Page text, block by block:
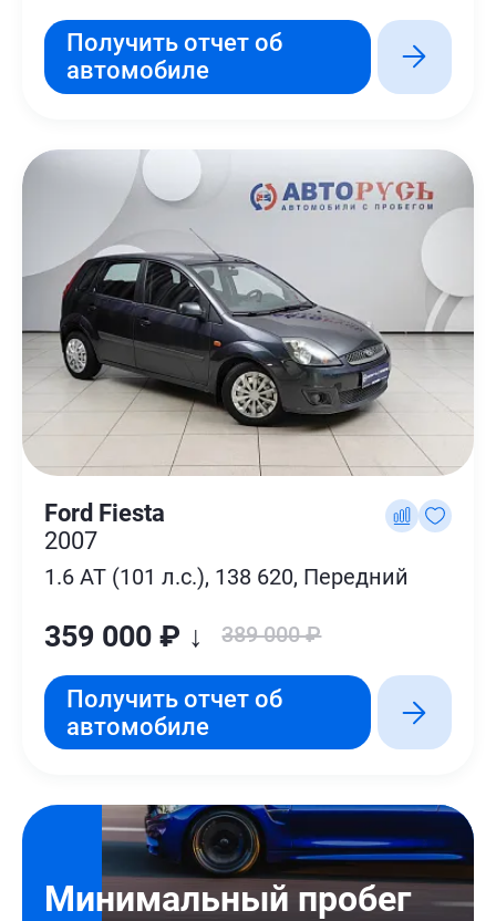
Получить отчет об
автомобиле
Ford Fiesta
2007
1.6 AT (101 л.с.), 138 620, Передний
359 000 ₽ ↓ 389 000 ₽
Получить отчет об
автомобиле
Минимальный пробег